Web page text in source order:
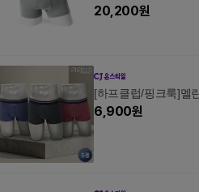
1210B
20,200원
[하프클럽/핑크룩]멜
6,900원